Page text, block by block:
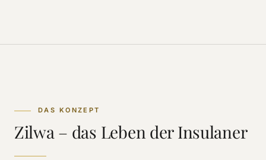
DAS KONZEPT
Zilwa – das Leben der Insulaner